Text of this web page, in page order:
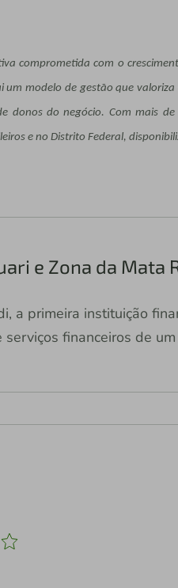
comprometida com o
um modelo de gestão que
donos do negócio. Com mais
e no Distrito Federal,
e Zona da Mata
a primeira instituição
financeiros de